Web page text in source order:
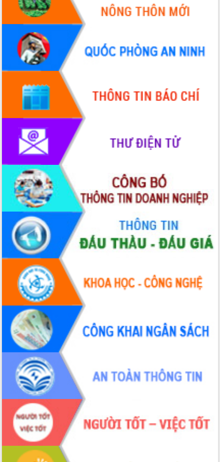
UBND tỉnh họp báo định kỳ tháng 4
năm 2026
Hội thảo khoa học “Giải pháp thúc đẩy
phát triển nền kinh tế xanh tại tỉnh
Đắk Lắk”
Tăng cường giám sát, đôn đốc thực
hiện nhiệm vụ quản lý tài sản công
hàng tuần
Tháo gỡ những vướng mắc, đẩy mạnh
công tác cải cách thủ tục hành chính
tại Trung tâm Phục vụ hành chính
Đắk Lắk: Tôn vinh 46 giải pháp tại Hội
thi Sáng tạo Kỹ thuật 2024 - 2025
Đắk Lắk rà soát, điều chỉnh Đề án 190
về phát triển nuôi trồng thủy sản
Phó Chủ tịch UBND tỉnh Đắk Lắk
Trương Công Thái kiểm tra thực địa
Dự án cao tốc Khánh Hòa - Buôn Ma
Thuột
Định vị cà phê Việt Nam như một “di
sản sống” trong dòng chảy toàn cầu
Xây dựng nông thôn mới: Nâng cao đời
sống người dân từ những mô hình thiết
Quyết liệt tháo gỡ vướng mắc, đẩy
nhanh tiến độ các dự án trọng điểm
trong Khu kinh tế Nam Phú Yên
Hòn Yến phát triển du lịch gắn với bảo
tồn biển
Lấy ý kiến điều chỉnh Quy hoạch tỉnh
Đắk Lắk thời kỳ 2021-2030, tầm nhìn
đến năm 2050
Phát động chiến dịch 30 ngày đêm
giải phóng mặt bằng Tuyến đường bộ
ven biển
Đắk Lắk nỗ lực thúc đẩy tăng trưởng
kinh tế từ 10% trở lên trong Quý
II/2026
Đắk Lắk ký kết thỏa thuận hợp tác về
chuyển đổi số giai đoạn 2026 – 2030
với Tập đoàn Bưu chính Viễn thông
Việt Nam